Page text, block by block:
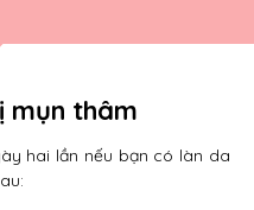
mụn thâm
hai lần nếu bạn có làn da